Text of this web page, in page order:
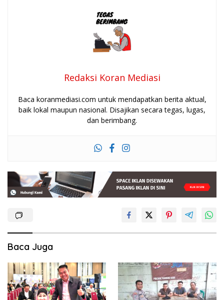
Redaksi Koran Mediasi
Baca koranmediasi.com untuk mendapatkan berita aktual,
baik lokal maupun nasional. Disajikan secara tegas, lugas,
dan berimbang.
Baca Juga